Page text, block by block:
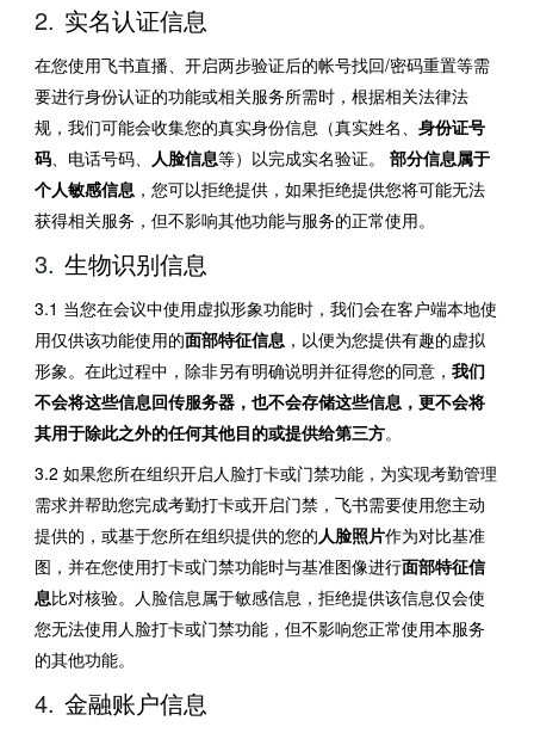
实名认证信息
在您使用飞书直播、开启两步验证后的帐号找回/密码重置等需
要进行身份认证的功能或相关服务所需时，根据相关法律法
规，我们可能会收集您的真实身份信息（真实姓名、 身份证号
码、电话号码、 人脸信息等）以完成实名验证。
部分信息属于
个人敏感信息 ，您可以拒绝提供，如果拒绝提供您将可能无法
获得相关服务，但不影响其他功能与服务的正常使用。
生物识别信息
3.1 当您在会议中使用虚拟形象功能时，我们会在客户端本地使
用仅供该功能使用的面部特征信息 ，以便为您提供有趣的虚拟
形象。在此过程中，除非另有明确说明并征得您的同意， 我们
不会将这些信息回传服务器，也不会存储这些信息，更不会将
其用于除此之外的任何其他目的或提供给第三方。
3.2 如果您所在组织开启人脸打卡或门禁功能，为实现考勤管理
需求并帮助您完成考勤打卡或开启门禁，飞书需要使用您主动
提供的，或基于您所在组织提供的您的 人脸照片作为对比基准
图，并在您使用打卡或门禁功能时与基准图像进行面部特征信
息比对核验。人脸信息属于敏感信息，拒绝提供该信息仅会使
您无法使用人脸打卡或门禁功能，但不影响您正常使用本服务
的其他功能。
金融账户信息